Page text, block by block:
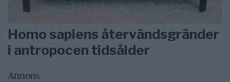
Homo sapiens återvändsgränder
i antropocen tidsålder
Annons